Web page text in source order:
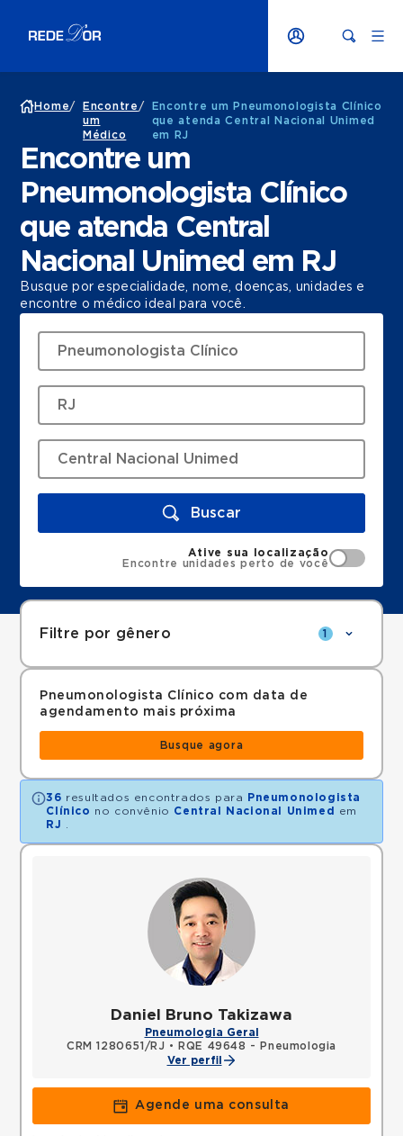
Home/
Encontre
um
Médico
/
Encontre um Pneumonologista Clínico
que atenda Central Nacional Unimed
em RJ
Encontre um
Pneumonologista Clínico
que atenda Central
Nacional Unimed em RJ
Busque por especialidade, nome, doenças, unidades e
encontre o médico ideal para você.
Buscar
Ative sua localização
Encontre unidades perto de você
Filtre por gênero 1
Pneumonologista Clínico com data de
agendamento mais próxima
Busque agora
36 resultados encontrados para
Pneumonologista
Clínico no convênio Central Nacional Unimed
em
RJ
Daniel Bruno Takizawa
Pneumologia Geral
CRM 1280651/RJ •
RQE 49648 - Pneumologia
Ver perfil
Agende uma consulta